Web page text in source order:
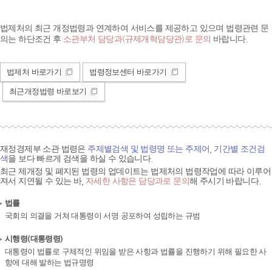
법제처의 최근 개정법령과 연계하여 서비스를 제공하고 있으며 법령관련 문
의는 하단조건 후 소관부처 담당과(규제개혁담당관)로 문의 바랍니다.
법제처 바로가기 법령정보센터 바로가기
최근개정법령 바로보기
재정경제부 소관 법령은 주제별검색 및 법령명 또는 주제어, 기간별 조건검
색을 보다 빠르게 검색을 하실 수 있습니다.
최근 제개정 및 폐지된 법령의 업데이트는 법제처의 법령작업에 따라 이루어
져서 지연될 수 있는 바, 자세한 사항은 담당과로 문의해 주시기 바랍니다.
법률
국회의 의결을 거쳐 대통령이 서명 공포하여 성립하는 규범
시행령(대통령령)
대통령이 법률로 구체적인 위임을 받은 사항과 법률을 진행하기 위해 필요한 사
항에 대해 발하는 법규명령